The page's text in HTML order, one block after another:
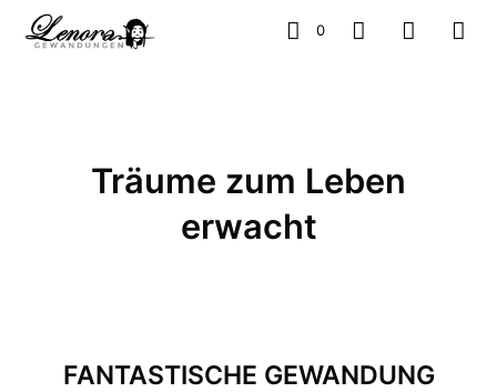
0
Träume zum Leben
erwacht
FANTASTISCHE GEWANDUNG